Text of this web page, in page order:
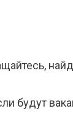
будут